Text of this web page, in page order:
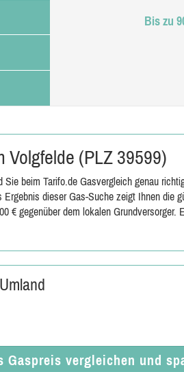
Bis zu
Volgfelde (PLZ 39599)
beim Tarifo.de Gasvergleich genau
dieser Gas-Suche zeigt Ihnen die
€ gegenüber dem lokalen Grundversorger.
Gaspreis vergleichen und